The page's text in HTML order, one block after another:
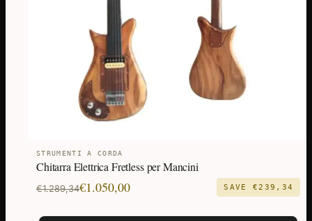
STRUMENTI A CORDA
Chitarra Elettrica Fretless per Mancini
€1.289,34
Il
€1.050,00
Il
SAVE €239,34